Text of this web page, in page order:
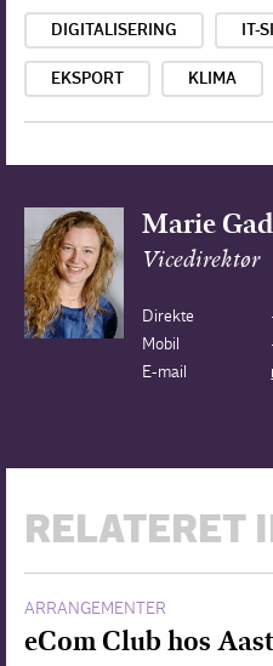
DIGITALISERING IT-
EKSPORT KLIMA
Marie Gad
Vicedirektør
Direkte
Mobil
E-mail
RELATERET
ARRANGEMENTER
eCom Club hos